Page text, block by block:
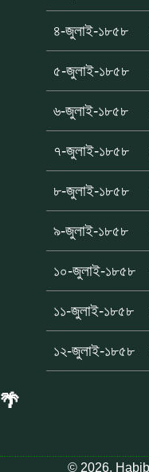
৪-জুলাই-১৮৫৮
৫-জুলাই-১৮৫৮
৬-জুলাই-১৮৫৮
৭-জুলাই-১৮৫৮
৮-জুলাই-১৮৫৮
৯-জুলাই-১৮৫৮
১০-জুলাই-১৮৫৮
১১-জুলাই-১৮৫৮
১২-জুলাই-১৮৫৮
🌴
© 2026,